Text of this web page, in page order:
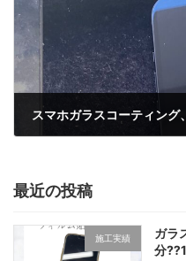
最近の投稿
施工実績
ガラ
分